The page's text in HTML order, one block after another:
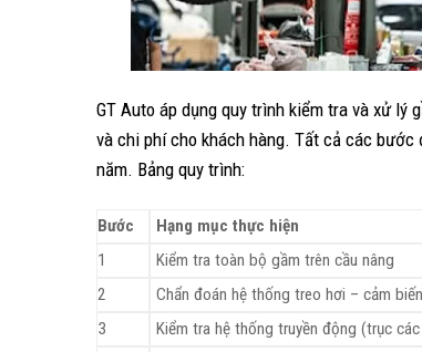
GT Auto áp dụng quy trình kiểm tra và xử lý
và chi phí cho khách hàng. Tất cả các
năm. Bảng quy trình:
Bước Hạng mục thực hiện
1
Kiểm tra toàn bộ gầm trên cầu nâng
2
Chẩn đoán hệ thống treo hơi – cảm
3
Kiểm tra hệ thống truyền động (trục